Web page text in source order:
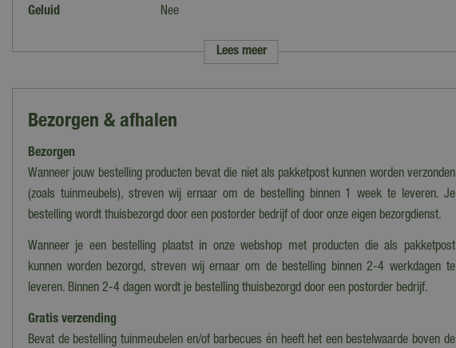
Geluid
Nee
Lengte
30 cm
Hoogte
20,7 cm
Voeding
Adapter
Introductiejaar
Nieuwe collectie 2025
Ja
Lees meer
Bezorgen & afhalen
Bezorgen
Wanneer jouw bestelling producten bevat die niet als pakketpost kunnen worden verzonden
(zoals tuinmeubels), streven wij ernaar om de bestelling binnen 1 week te leveren. Je
bestelling wordt thuisbezorgd door een postorder bedrijf of door onze eigen bezorgdienst.
Wanneer je een bestelling plaatst in onze webshop met producten die als pakketpost
kunnen worden bezorgd, streven wij ernaar om de bestelling binnen 2-4 werkdagen te
leveren. Binnen 2-4 dagen wordt je bestelling thuisbezorgd door een postorder bedrijf.
Gratis verzending
Bevat de bestelling tuinmeubelen en/of barbecues én heeft het een bestelwaarde boven de